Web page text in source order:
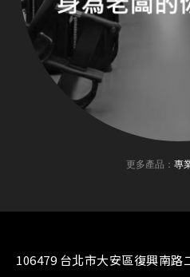
更多產品： 專
106479 台北市大安區復興南路